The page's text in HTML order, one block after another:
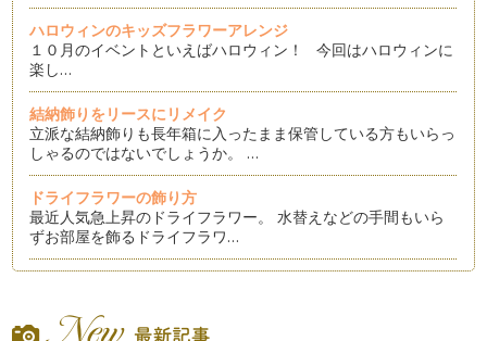
ハロウィンのキッズフラワーアレンジ
１０月のイベントといえばハロウィン！ 今回はハロウィンに
楽し…
結納飾りをリースにリメイク
立派な結納飾りも長年箱に入ったまま保管している方もいらっ
しゃるのではないでしょうか。 …
ドライフラワーの飾り方
最近人気急上昇のドライフラワー。 水替えなどの手間もいら
ずお部屋を飾るドライフラワ…
ー。 …